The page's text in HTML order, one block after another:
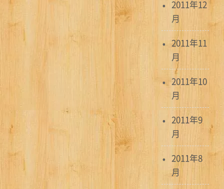
2011年12
月
2011年11
月
2011年10
月
2011年9
月
2011年8
月